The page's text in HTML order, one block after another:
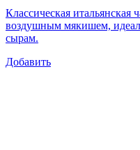
Классическая итальянская
воздушным мякишем,
сырам.
Добавить